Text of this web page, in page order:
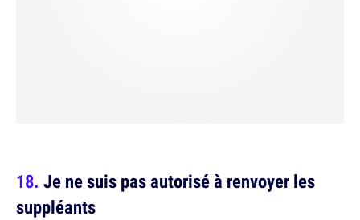
Je ne suis pas autorisé à renvoyer les
suppléants